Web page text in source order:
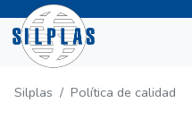
Silplas Política de calidad